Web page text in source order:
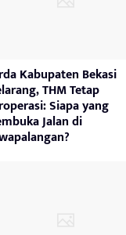
Kabupaten Bekasi
THM Tetap
Siapa yang
Jalan di